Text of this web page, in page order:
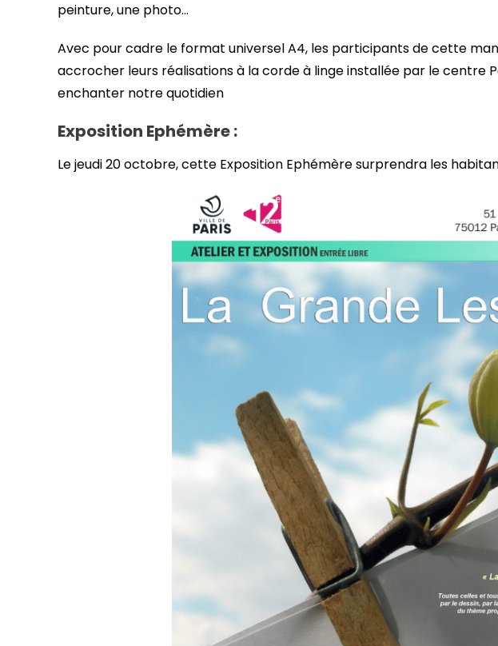
peinture, une photo…
Avec pour cadre le format universel A4, les participants de cette
accrocher leurs réalisations à la corde à linge installée par le centre
enchanter notre quotidien
Exposition Ephémère :
Le jeudi 20 octobre, cette Exposition Ephémère surprendra les